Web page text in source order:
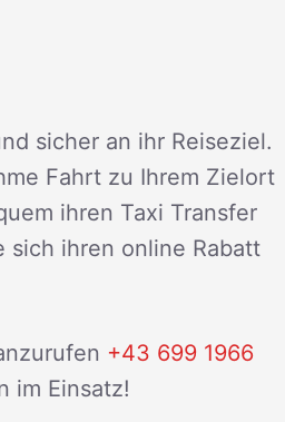
sicher an ihr Reiseziel.
Fahrt zu Ihrem Zielort
ihren Taxi Transfer
sich ihren online Rabatt
+43 699 1966
im Einsatz!